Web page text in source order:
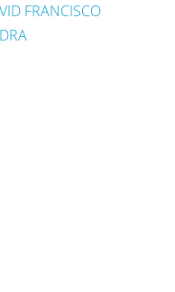
FRANCISCO